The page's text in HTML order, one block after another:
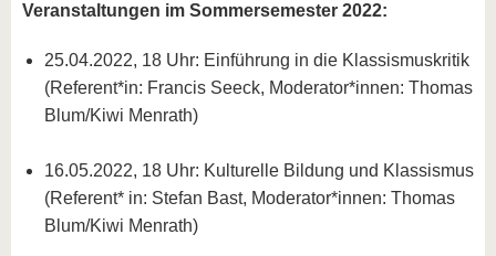
Veranstaltungen im Sommersemester 2022:
25.04.2022, 18 Uhr: Einführung in die Klassismuskritik
(Referent*in: Francis Seeck, Moderator*innen: Thomas
Blum/Kiwi Menrath)
16.05.2022, 18 Uhr: Kulturelle Bildung und Klassismus
(Referent* in: Stefan Bast, Moderator*innen: Thomas
Blum/Kiwi Menrath)